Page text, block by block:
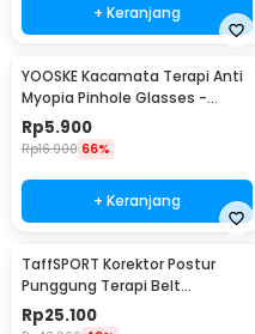
+ Keranjang
YOOSKE Kacamata Terapi Anti
Myopia Pinhole Glasses -
D11301
Rp5.900
Rp16.900 66%
+ Keranjang
TaffSPORT Korektor Postur
Punggung Terapi Belt
Magnetic XL - T025
Rp25.100